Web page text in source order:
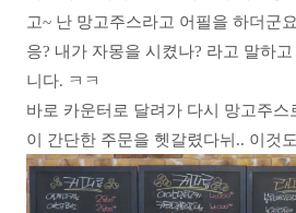
고~ 난 망고주스라고 어필을 하더군
응? 내가 자몽을 시켰나? 라고 말하
니다. ㅋㅋ
바로 카운터로 달려가 다시 망고주스
이 간단한 주문을 헷갈렸다뉘.. 이것